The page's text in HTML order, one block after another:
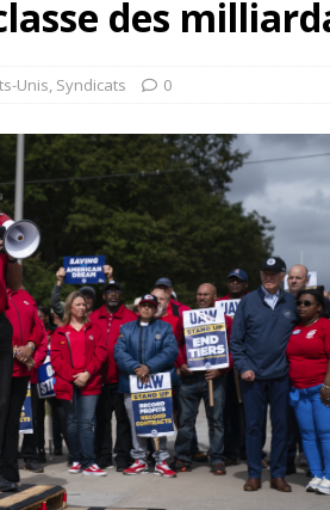
comptent: l’urgence de la démilitarisation de
des
Unis, Syndicats 0